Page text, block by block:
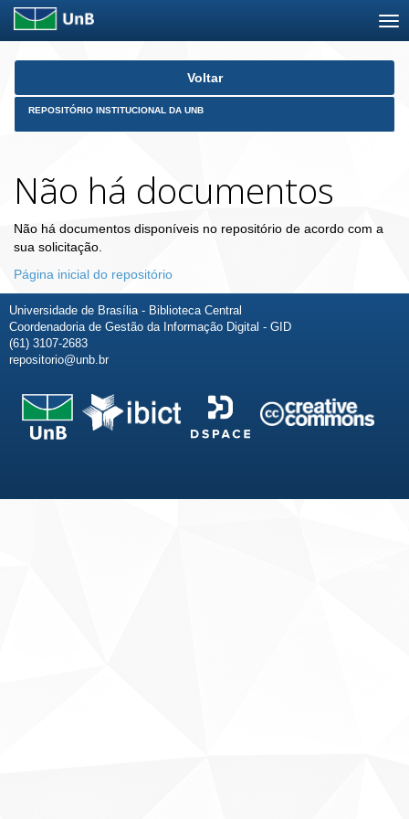
Skip
Voltar
REPOSITÓRIO INSTITUCIONAL DA UNB
Não há documentos
Não há documentos disponíveis no repositório de acordo com a
sua solicitação.
Página inicial do repositório
Universidade de Brasília - Biblioteca Central
Coordenadoria de Gestão da Informação Digital - GID
(61) 3107-2683
repositorio@unb.br